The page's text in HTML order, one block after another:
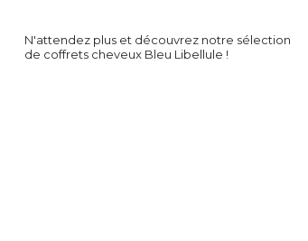
N'attendez plus et découvrez notre sélection
de coffrets cheveux Bleu Libellule !